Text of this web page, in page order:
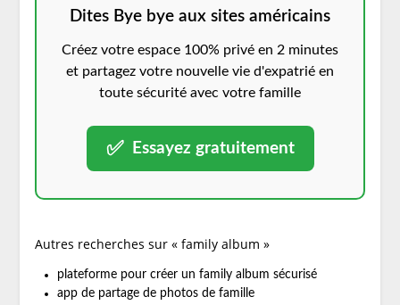
Dites Bye bye aux sites américains
Créez votre espace 100% privé en 2 minutes
et partagez votre nouvelle vie d'expatrié en
toute sécurité avec votre famille
✅ Essayez gratuitement
Autres recherches sur « family album »
plateforme pour créer un family album sécurisé
app de partage de photos de famille